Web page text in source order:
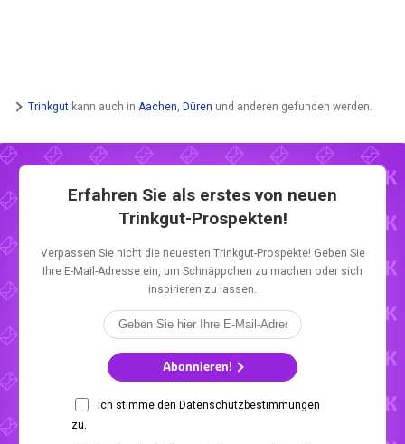
Trinkgut kann auch in Aachen Düren und anderen gefunden werden.
Erfahren Sie als erstes von neuen
Trinkgut-Prospekten!
Verpassen Sie nicht die neuesten Trinkgut-Prospekte! Geben Sie
Ihre E-Mail-Adresse ein, um Schnäppchen zu machen oder sich
inspirieren zu lassen.
Abonnieren!
Ich stimme den Datenschutzbestimmungen
zu.